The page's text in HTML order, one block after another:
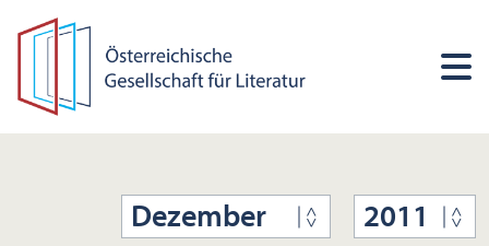
Dezember 2011